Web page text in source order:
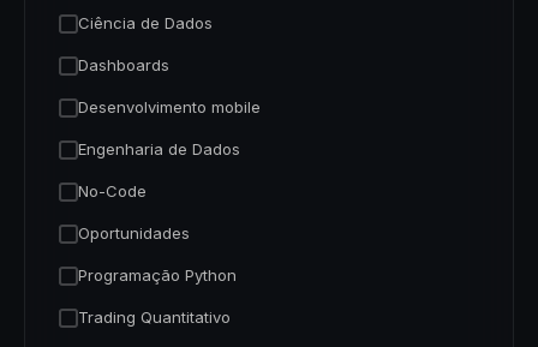
Ciência de Dados
Dashboards
Desenvolvimento mobile
Engenharia de Dados
No-Code
Oportunidades
Programação Python
Trading Quantitativo